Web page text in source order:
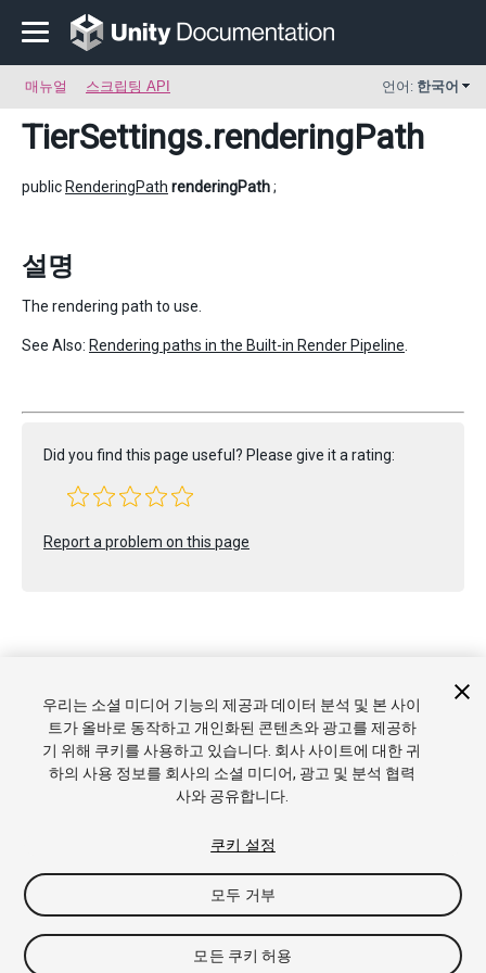
매뉴얼 스크립팅 API 언어: 한국어
TierSettings.renderingPath
public RenderingPath renderingPath;
설명
The rendering path to use.
See Also: Rendering paths in the Built-in Render Pipeline
Did you find this page useful? Please give it a rating:
Report a problem on this page
Copyright © 2022 Unity Technologies. Publication 2022.2
튜토리얼
커뮤니티 답변 기술 자료 포럼 에셋 스토어
및 이용약관
법률정보 개인정보처리방침 쿠키
내 개인정보 판
매 금지
쿠키 기본 설정
우리는 소셜 미디어 기능의 제공과 데이터 분석 및 본 사이
트가 올바로 동작하고 개인화된 콘텐츠와 광고를 제공하
기 위해 쿠키를 사용하고 있습니다. 회사 사이트에 대한 귀
하의 사용 정보를 회사의 소셜 미디어, 광고 및 분석 협력
사와 공유합니다.
쿠키 설정
모두 거부
모든 쿠키 허용